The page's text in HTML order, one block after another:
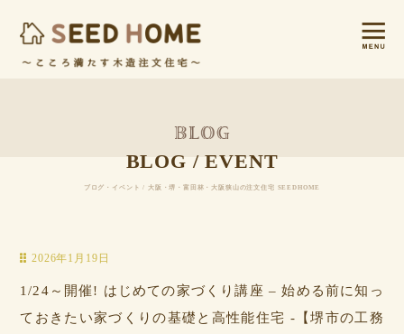
BLOG / EVENT
ブログ・イベント / 大阪・堺・富田林・大阪狭山の注文住宅 SEEDHOME
2026年1月19日
1/24～開催! はじめての家づくり講座 – 始める前に知っ
ておきたい家づくりの基礎と高性能住宅 -【堺市の工務